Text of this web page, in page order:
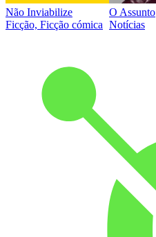
Não Inviabilize
Ficção, Ficção cómica
O Assunto
Notícias